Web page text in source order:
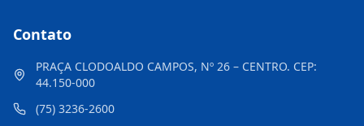
Contato
PRAÇA CLODOALDO CAMPOS, Nº 26 – CENTRO. CEP:
44.150-000
(75) 3236-2600